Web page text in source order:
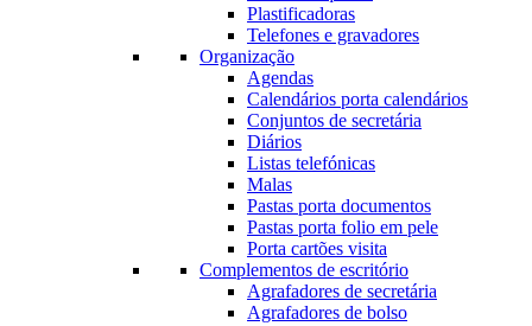
Plastificadoras
Telefones e gravadores
Organização
Agendas
Calendários porta calendários
Conjuntos de secretária
Diários
Listas telefónicas
Malas
Pastas porta documentos
Pastas porta folio em pele
Porta cartões visita
Complementos de escritório
Agrafadores de secretária
Agrafadores de bolso